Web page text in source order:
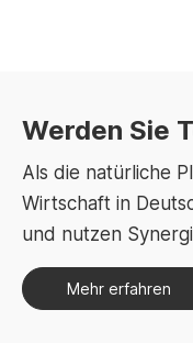
Werden Sie
Als die natürliche
Wirtschaft in
und nutzen
Mehr erfahren